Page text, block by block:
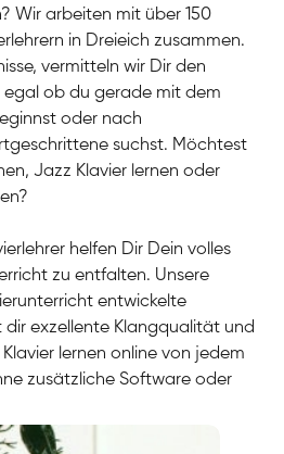
Wir arbeiten mit über 150
in Dreieich zusammen.
vermitteln wir Dir den
egal ob du gerade mit dem
oder nach
suchst. Möchtest
Jazz Klavier lernen oder
helfen Dir Dein volles
zu entfalten. Unsere
entwickelte
dir exzellente Klangqualität und
lernen online von jedem
zusätzliche Software oder